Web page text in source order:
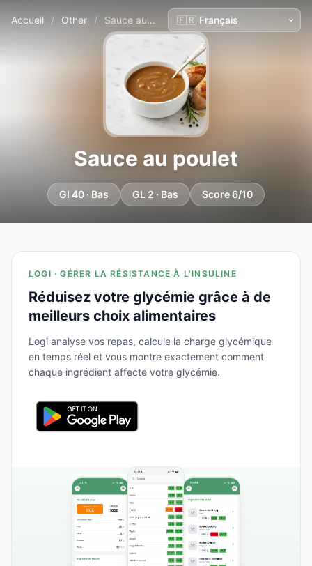
Accueil / Other / Sauce au poulet
Sauce au poulet
GI 40 · Bas GL 2 · Bas Score 6/10
LOGI · GÉRER LA RÉSISTANCE À L'INSULINE
Réduisez votre glycémie grâce à de
meilleurs choix alimentaires
Logi analyse vos repas, calcule la charge glycémique
en temps réel et vous montre exactement comment
chaque ingrédient affecte votre glycémie.